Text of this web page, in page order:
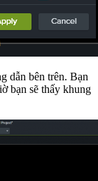
dẫn bên trên. Bạn
bạn sẽ thấy khung